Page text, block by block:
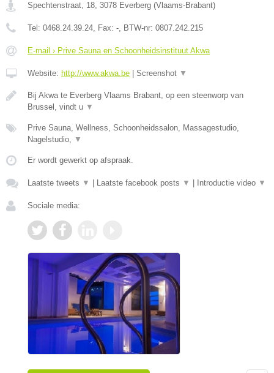
Spechtenstraat, 18, 3078 Everberg (Vlaams-Brabant)
Tel: 0468.24.39.24, Fax: -, BTW-nr: 0807.242.215
E-mail › Prive Sauna en Schoonheidsinstituut Akwa
Website: http://www.akwa.be Screenshot ▼
Bij Akwa te Everberg Vlaams Brabant, op een steenworp van
Brussel, vindt u ▼
Prive Sauna, Wellness, Schoonheidssalon, Massagestudio,
Nagelstudio, ▼
Er wordt gewerkt op afspraak.
Laatste tweets ▼ Laatste facebook posts ▼ Introductie video ▼
Sociale media: